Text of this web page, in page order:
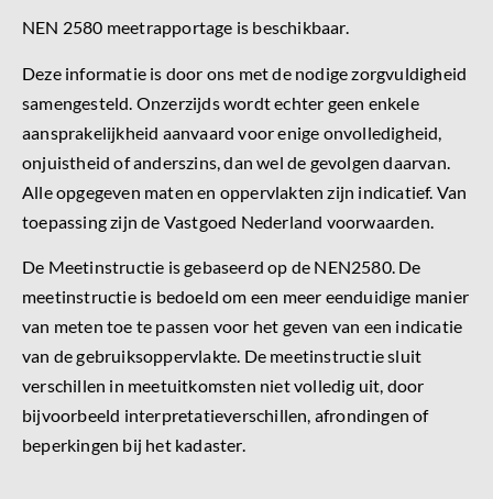
NEN 2580 meetrapportage is beschikbaar.
Deze informatie is door ons met de nodige zorgvuldigheid
samengesteld. Onzerzijds wordt echter geen enkele
aansprakelijkheid aanvaard voor enige onvolledigheid,
onjuistheid of anderszins, dan wel de gevolgen daarvan.
Alle opgegeven maten en oppervlakten zijn indicatief. Van
toepassing zijn de Vastgoed Nederland voorwaarden.
De Meetinstructie is gebaseerd op de NEN2580. De
meetinstructie is bedoeld om een meer eenduidige manier
van meten toe te passen voor het geven van een indicatie
van de gebruiksoppervlakte. De meetinstructie sluit
verschillen in meetuitkomsten niet volledig uit, door
bijvoorbeeld interpretatieverschillen, afrondingen of
beperkingen bij het kadaster.